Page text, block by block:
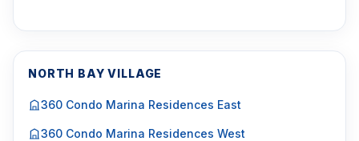
NORTH BAY VILLAGE
360 Condo Marina Residences East
360 Condo Marina Residences West